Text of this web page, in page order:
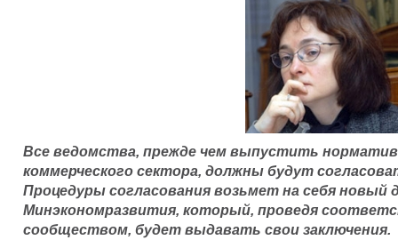
Все ведомства, прежде чем выпустить
коммерческого сектора, должны будут
Процедуры согласования возьмет на себя новый
Минэкономразвития, который, проведя
сообществом, будет выдавать свои заключения.